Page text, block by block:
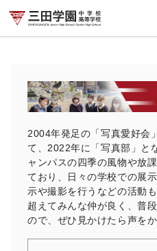
2004年発足の「写真愛好会
て、2022年に「写真部」と
ャンパスの四季の風物や放
ており、
日々の学校での展
示や撮影を行うなどの活動
超えてみんな仲が良く、普
ので、 ぜひ見かけたら声を